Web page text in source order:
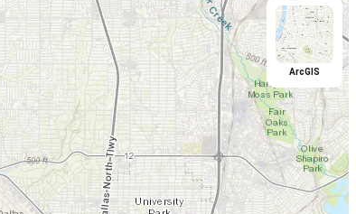
ArcGIS